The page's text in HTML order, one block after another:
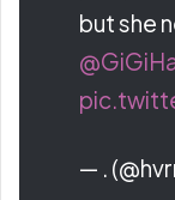
but she
— .